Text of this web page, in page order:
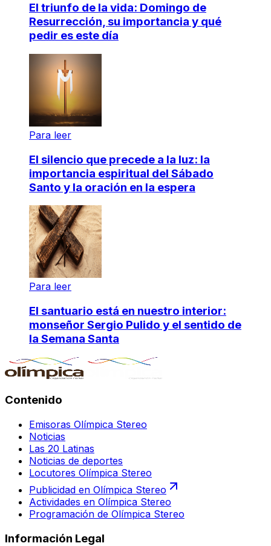
El triunfo de la vida: Domingo de
Resurrección, su importancia y qué
pedir es este día
Para leer
El silencio que precede a la luz: la
importancia espiritual del Sábado
Santo y la oración en la espera
Para leer
El santuario está en nuestro interior:
monseñor Sergio Pulido y el sentido de
la Semana Santa
Contenido
Emisoras Olímpica Stereo
Noticias
Las 20 Latinas
Noticias de deportes
Locutores Olímpica Stereo
Publicidad en Olímpica Stereo
Actividades en Olímpica Stereo
Programación de Olímpica Stereo
Información Legal